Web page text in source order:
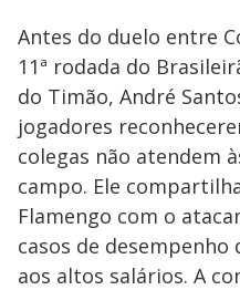
Antes do duelo entre
11ª rodada do
do Timão, André
jogadores
colegas não atendem
campo. Ele
Flamengo com o
casos de
aos altos salários. A